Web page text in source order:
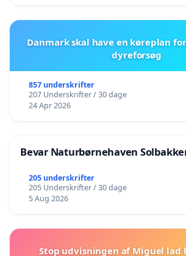
Danmark skal have en køreplan
dyreforsøg
857 underskrifter
207 Underskrifter / 30 dage
24 Apr 2026
Bevar Naturbørnehaven
205 underskrifter
205 Underskrifter / 30 dage
5 Aug 2026
Stop udvisningen af Miguel lad